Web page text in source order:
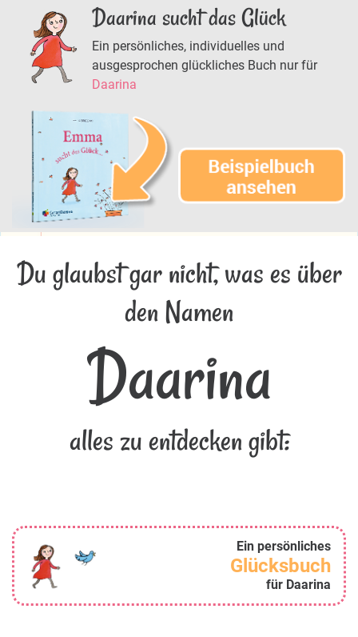
Daarina sucht das Glück
Ein persönliches, individuelles und
ausgesprochen glückliches Buch nur für
Daarina
Du glaubst gar nicht, was es über
den Namen
Daarina
alles zu entdecken gibt:
Ein persönliches
Glücksbuch
für Daarina